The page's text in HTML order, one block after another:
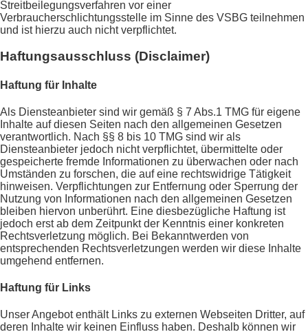
Streitbeilegungsverfahren vor einer
Verbraucherschlichtungsstelle im Sinne des VSBG teilnehmen
und ist hierzu auch nicht verpflichtet.
Haftungsausschluss (Disclaimer)
Haftung für Inhalte
Als Diensteanbieter sind wir gemäß § 7 Abs.1 TMG für eigene
Inhalte auf diesen Seiten nach den allgemeinen Gesetzen
verantwortlich. Nach §§ 8 bis 10 TMG sind wir als
Diensteanbieter jedoch nicht verpflichtet, übermittelte oder
gespeicherte fremde Informationen zu überwachen oder nach
Umständen zu forschen, die auf eine rechtswidrige Tätigkeit
hinweisen. Verpflichtungen zur Entfernung oder Sperrung der
Nutzung von Informationen nach den allgemeinen Gesetzen
bleiben hiervon unberührt. Eine diesbezügliche Haftung ist
jedoch erst ab dem Zeitpunkt der Kenntnis einer konkreten
Rechtsverletzung möglich. Bei Bekanntwerden von
entsprechenden Rechtsverletzungen werden wir diese Inhalte
umgehend entfernen.
Haftung für Links
Unser Angebot enthält Links zu externen Webseiten Dritter, auf
deren Inhalte wir keinen Einfluss haben. Deshalb können wir